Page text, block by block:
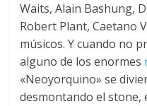
Waits, Alain Bashung,
Robert Plant, Caetano
músicos. Y cuando no
alguno de los enormes
«Neoyorquino» se
desmontando el stone,